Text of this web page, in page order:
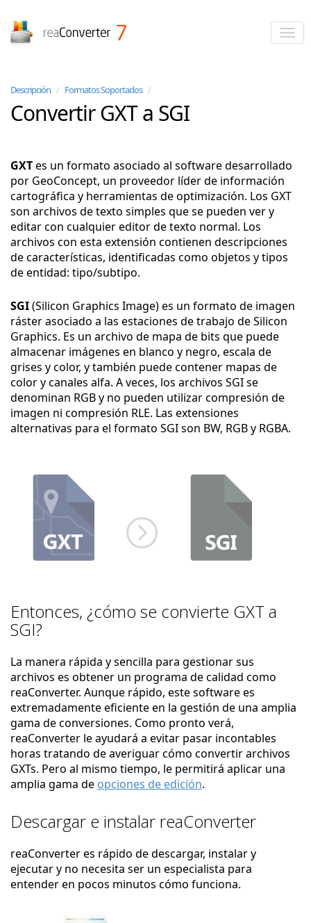
Descripción / Formatos Soportados /
Convertir GXT a SGI
GXTes un formato asociado al software desarrollado
por GeoConcept, un proveedor líder de información
cartográfica y herramientas de optimización. Los GXT
son archivos de texto simples que se pueden ver y
editar con cualquier editor de texto normal. Los
archivos con esta extensión contienen descripciones
de características, identificadas como objetos y tipos
de entidad: tipo/subtipo.
SGI(Silicon Graphics Image) es un formato de imagen
ráster asociado a las estaciones de trabajo de Silicon
Graphics. Es un archivo de mapa de bits que puede
almacenar imágenes en blanco y negro, escala de
grises y color, y también puede contener mapas de
color y canales alfa. A veces, los archivos SGI se
denominan RGB y no pueden utilizar compresión de
imagen ni compresión RLE. Las extensiones
alternativas para el formato SGI son BW, RGB y RGBA.
Entonces, ¿cómo se convierte GXT a
SGI?
La manera rápida y sencilla para gestionar sus
archivos es obtener un programa de calidad como
reaConverter. Aunque rápido, este software es
extremadamente eficiente en la gestión de una amplia
gama de conversiones. Como pronto verá,
reaConverter le ayudará a evitar pasar incontables
horas tratando de averiguar cómo convertir archivos
GXTs. Pero al mismo tiempo, le permitirá aplicar una
amplia gama de opciones de edición.
Descargar e instalar reaConverter
reaConverter es rápido de descargar, instalar y
ejecutar y no necesita ser un especialista para
entender en pocos minutos cómo funciona.